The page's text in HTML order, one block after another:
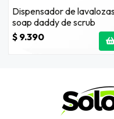
Dispensador de
soap daddy de scrub
$ 9.390